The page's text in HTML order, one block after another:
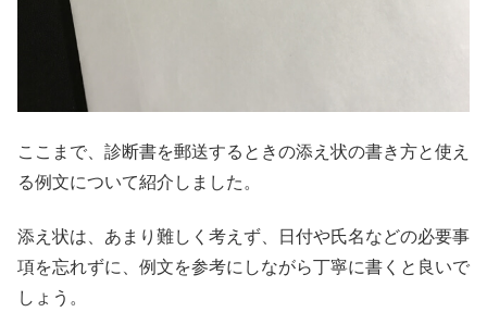
ここまで、診断書を郵送するときの添え状の書き方と使え
る例文について紹介しました。
添え状は、あまり難しく考えず、日付や氏名などの必要事
項を忘れずに、例文を参考にしながら丁寧に書くと良いで
しょう。